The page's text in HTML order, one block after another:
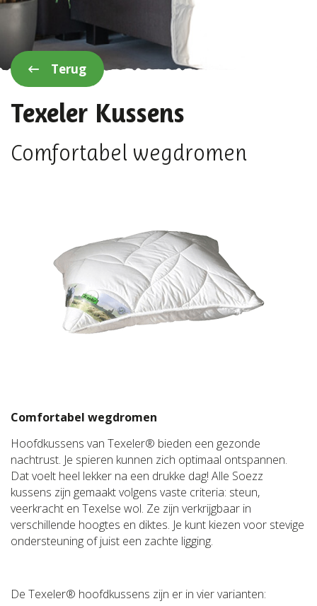
Terug
Texeler Kussens
Comfortabel wegdromen
Comfortabel wegdromen
Hoofdkussens van Texeler® bieden een gezonde
nachtrust. Je spieren kunnen zich optimaal ontspannen.
Dat voelt heel lekker na een drukke dag! Alle Soezz
kussens zijn gemaakt volgens vaste criteria: steun,
veerkracht en Texelse wol. Ze zijn verkrijgbaar in
verschillende hoogtes en diktes. Je kunt kiezen voor stevige
ondersteuning of juist een zachte ligging.
De Texeler® hoofdkussens zijn er in vier varianten: